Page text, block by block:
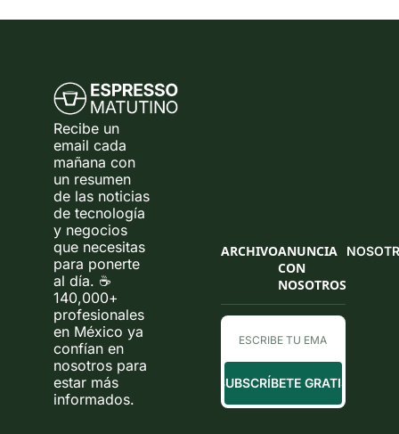
Recibe un
email cada
mañana con
un resumen
de las noticias
de tecnología
y negocios
que necesitas
para ponerte
al día. ☕
140,000+
profesionales
en México ya
confían en
nosotros para
estar más
informados.
ARCHIVOANUNCIA
CON
NOSOTROS
SUBSCRÍBETE GRATIS